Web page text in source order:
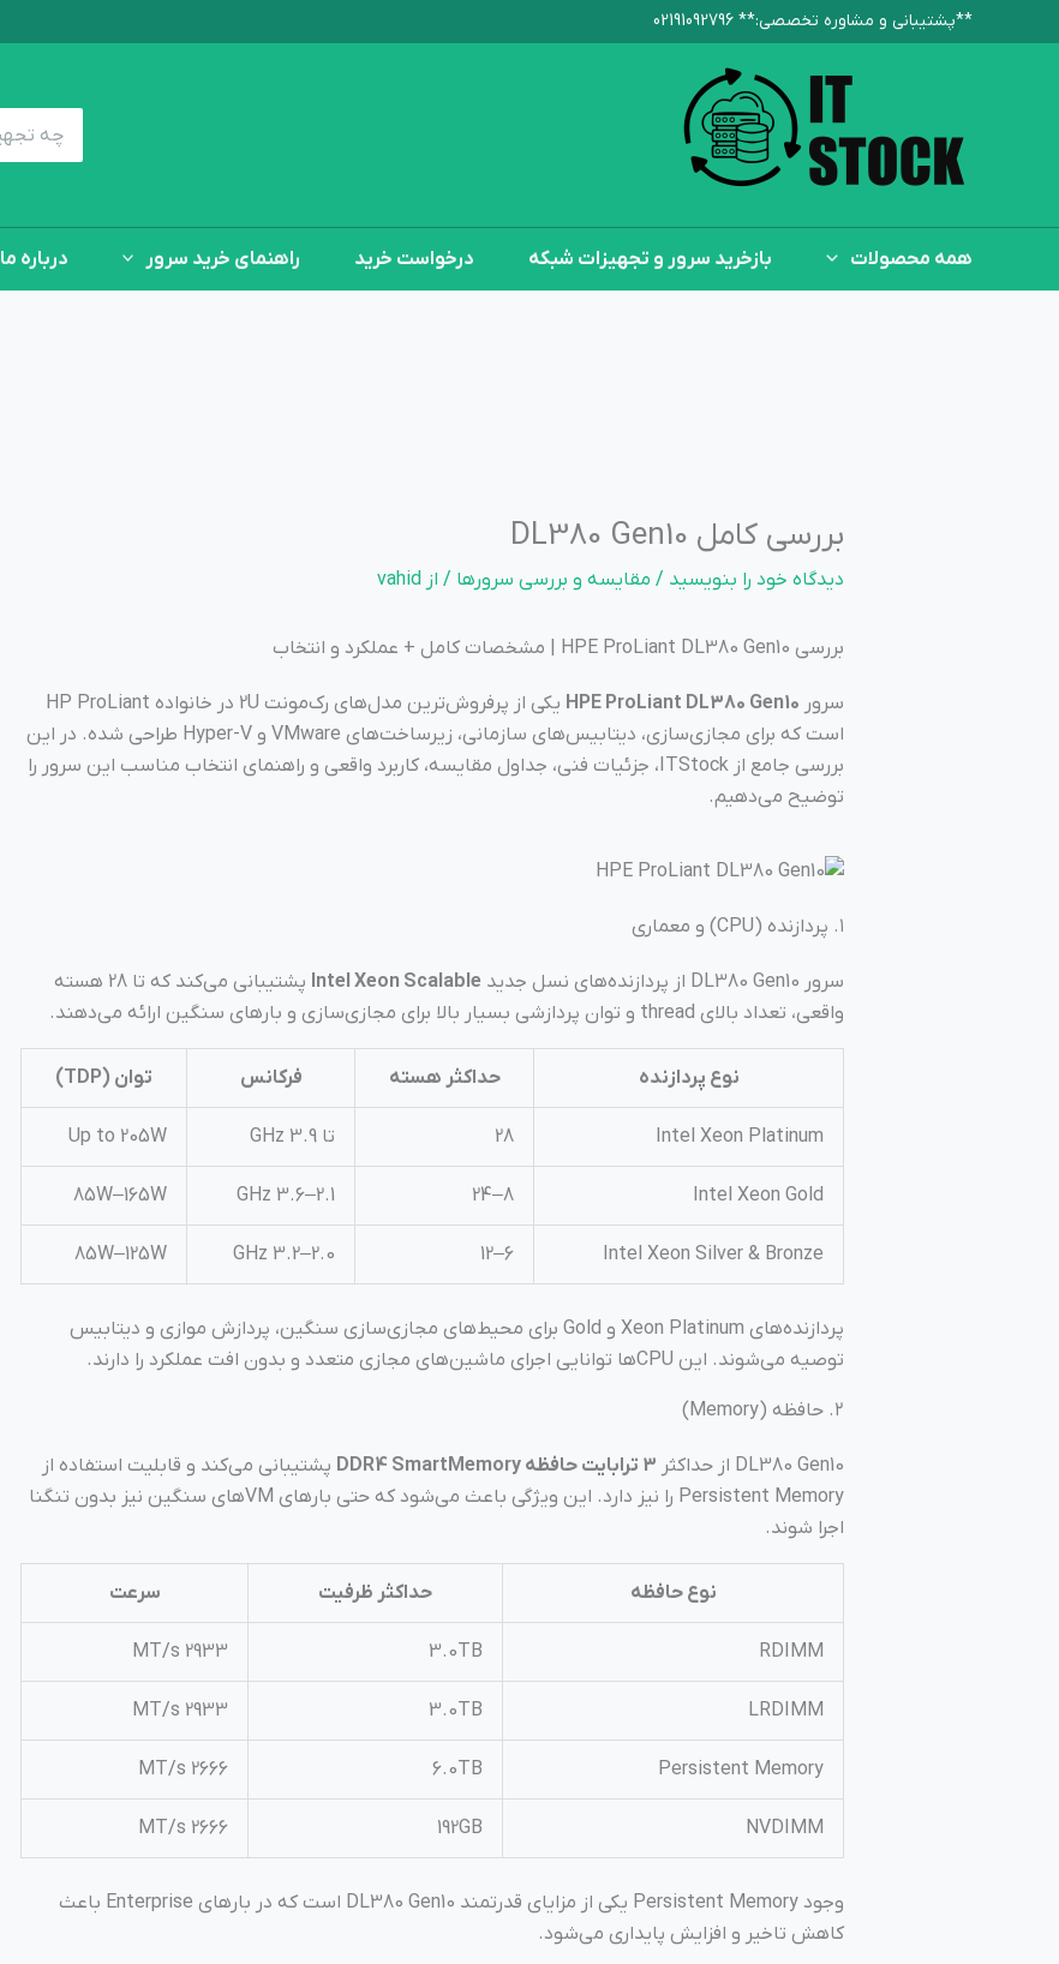
به
**پشتیبانی و مشاوره تخصصی:**‌ 02191092796
همه محصولات بازخرید سرور و تجهیزات شبکه درخواست خرید راهنمای خرید سرور درباره ما
بررسی کامل DL380 Gen10
دیدگاه‌ خود را بنویسید / مقایسه و بررسی سرورها / از vahid
بررسی HPE ProLiant DL380 Gen10 | مشخصات کامل + عملکرد و انتخاب
سرور HPE ProLiant DL380 Gen10
یکی از پرفروش‌ترین مدل‌های رک‌مونت 2U در خانواده HP ProLiant
است که برای مجازی‌سازی، دیتابیس‌های سازمانی، زیرساخت‌های VMware و Hyper-V طراحی شده. در این
بررسی جامع از ITStock، جزئیات فنی، جداول مقایسه، کاربرد واقعی و راهنمای انتخاب مناسب این سرور را
توضیح می‌دهیم.
۱. پردازنده (CPU) و معماری
سرور DL380 Gen10 از پردازنده‌های نسل جدید Intel Xeon Scalable
پشتیبانی می‌کند که تا 28 هسته
واقعی، تعداد بالای thread و توان پردازشی بسیار بالا برای مجازی‌سازی و بارهای سنگین ارائه می‌دهند.
نوع پردازنده حداکثر هسته فرکانس توان (TDP)
Intel Xeon Platinum
28 تا 3.9 GHz Up to 205W
Intel Xeon Gold
8–24
2.1–3.6 GHz
85W–165W
Intel Xeon Silver & Bronze
6–12
2.0–3.2 GHz
85W–125W
پردازنده‌های Xeon Platinum و Gold برای محیط‌های مجازی‌سازی سنگین، پردازش موازی و دیتابیس
توصیه می‌شوند. این CPUها توانایی اجرای ماشین‌های مجازی متعدد و بدون افت عملکرد را دارند.
۲. حافظه (Memory)
DL380 Gen10 از حداکثر 3 ترابایت حافظه DDR4 SmartMemory
پشتیبانی می‌کند و قابلیت استفاده از
Persistent Memory را نیز دارد. این ویژگی باعث می‌شود که حتی بارهای VMهای سنگین نیز بدون تنگنا
اجرا شوند.
نوع حافظه حداکثر ظرفیت سرعت
RDIMM
3.0TB
2933 MT/s
LRDIMM
3.0TB
2933 MT/s
Persistent Memory
6.0TB
2666 MT/s
NVDIMM
192GB
2666 MT/s
وجود Persistent Memory یکی از مزایای قدرتمند DL380 Gen10 است که در بارهای Enterprise باعث
کاهش تاخیر و افزایش پایداری می‌شود.